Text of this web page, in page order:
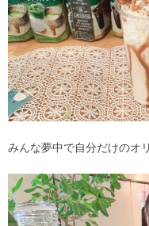
みんな夢中で自分だけのオ